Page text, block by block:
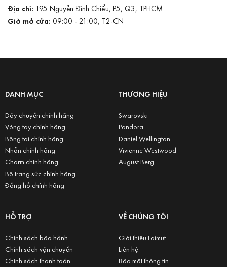
Địa chỉ: 195 Nguyễn Đình Chiểu, P5, Q3, TPHCM
Giờ mở cửa: 09:00 - 21:00, T2-CN
DANH MỤC
Dây chuyền chính hãng
Vòng tay chính hãng
Bông tai chính hãng
Nhẫn chính hãng
Charm chính hãng
Bộ trang sức chính hãng
Đồng hồ chính hãng
THƯƠNG HIỆU
Swarovski
Pandora
Daniel Wellington
Vivienne Westwood
August Berg
HỖ TRỢ
Chính sách bảo hành
Chính sách vận chuyển
Chính sách thanh toán
VỀ CHÚNG TÔI
Giới thiệu Laimut
Liên hệ
Bảo mật thông tin